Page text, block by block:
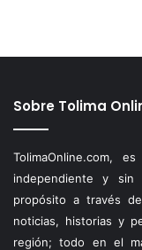
Sobre Tolima
TolimaOnline.com,
independiente y sin
propósito a través
noticias, historias y
región; todo en el